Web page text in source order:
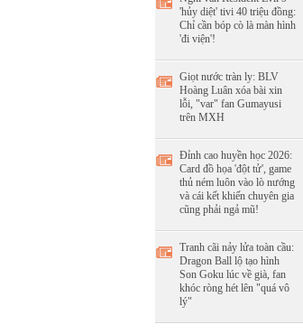
'hủy diệt' tivi 40 triệu đồng:
Chỉ cần bóp cò là màn hình
'đi viện'!
Giọt nước tràn ly: BLV
Hoàng Luân xóa bài xin
lỗi, "var" fan Gumayusi
trên MXH
Đỉnh cao huyền học 2026:
Card đồ họa 'đột tử', game
thủ ném luôn vào lò nướng
và cái kết khiến chuyên gia
cũng phải ngả mũ!
Tranh cãi nảy lửa toàn cầu:
Dragon Ball lộ tạo hình
Son Goku lúc về già, fan
khóc ròng hét lên "quá vô
lý"